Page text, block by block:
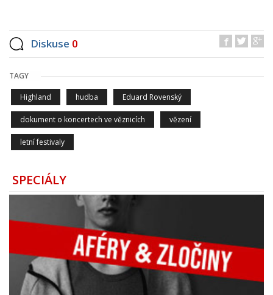
Diskuse 0
TAGY
Highland hudba Eduard Rovenský
dokument o koncertech ve věznicích vězení
letní festivaly
SPECIÁLY